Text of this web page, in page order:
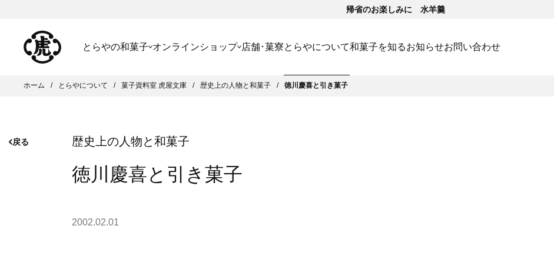
帰省のお楽しみに 水羊羹
とらやの和菓子 オンラインショップ 店舗･菓寮とらやについて和菓子を知るお知らせお問い合わせ
ホーム とらやについて 菓子資料室 虎屋文庫 歴史上の人物と和菓子 徳川慶喜と引き菓子
戻る 歴史上の人物と和菓子
徳川慶喜と引き菓子
2002.02.01